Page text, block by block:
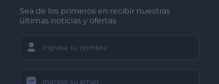
Sea de los primeros en recibir nuestras
últimas noticias y ofertas